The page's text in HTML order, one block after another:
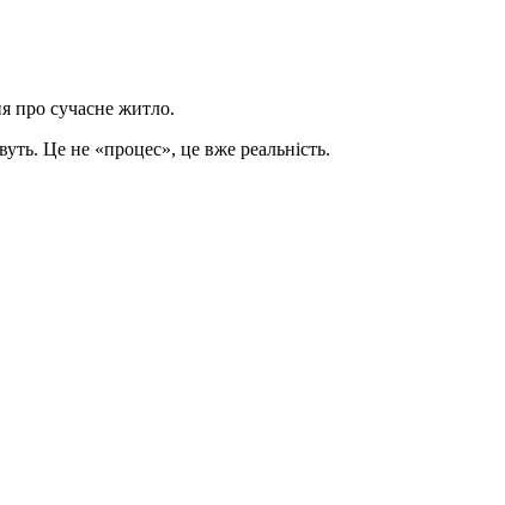
про сучасне житло.
Це не «процес», це вже реальність.